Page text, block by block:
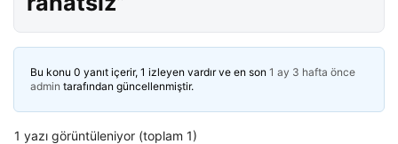
Bu konu 0 yanıt içerir, 1 izleyen vardır ve en son 1 ay 3 hafta önce
admin tarafından güncellenmiştir.
1 yazı görüntüleniyor (toplam 1)